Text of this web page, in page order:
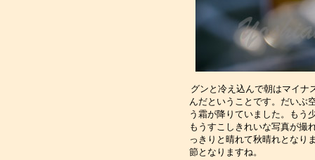
グンと冷え込んで朝はマイ
んだということです。だいぶ
う霜が降りていました。もう
もうすこしきれいな写真が撮
っきりと晴れて秋晴れとなり